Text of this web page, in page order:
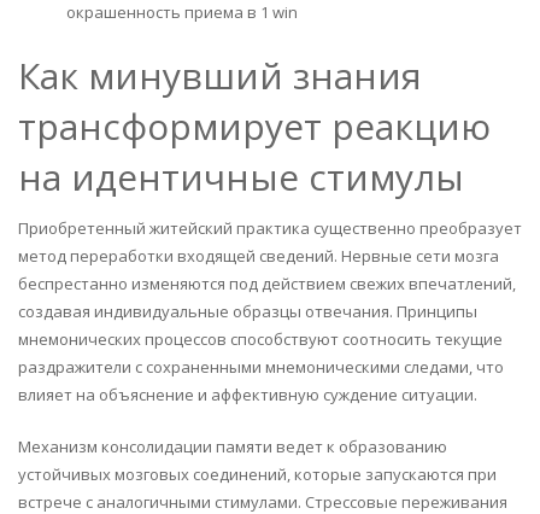
окрашенность приема в 1 win
Как минувший знания
трансформирует реакцию
на идентичные стимулы
Приобретенный житейский практика существенно преобразует
метод переработки входящей сведений. Нервные сети мозга
беспрестанно изменяются под действием свежих впечатлений,
создавая индивидуальные образцы отвечания. Принципы
мнемонических процессов способствуют соотносить текущие
раздражители с сохраненными мнемоническими следами, что
влияет на объяснение и аффективную суждение ситуации.
Механизм консолидации памяти ведет к образованию
устойчивых мозговых соединений, которые запускаются при
встрече с аналогичными стимулами. Стрессовые переживания